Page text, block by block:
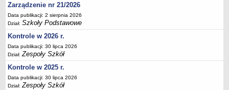
Majątek
Godziny dyżurów
Ogłoszenia
Zarządzenia
Rejestry, ewidencje, archiwa
Kontrole
PONOWNE WYKORZYSTYWANIE
Zarządzenie nr 21/2026
Data publikacji: 2 sierpnia 2026
Dział:Szkoły Podstawowe
Kontrole w 2026 r.
Data publikacji: 30 lipca 2026
Dział:Zespoły Szkół
Kontrole w 2025 r.
Data publikacji: 30 lipca 2026
Dział:Zespoły Szkół